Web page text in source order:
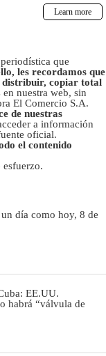
que
les recordamos que
distribuir, copiar total
nuestra web, sin
El Comercio S.A.
de nuestras
a información
oficial.
el contenido
esfuerzo.
día como hoy, 8 de
EE.UU.
habrá “válvula de